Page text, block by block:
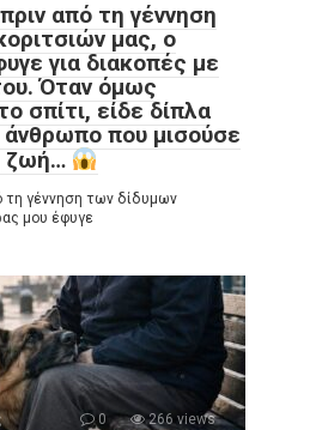
από τη γέννηση
μας, ο
για διακοπές με
Όταν όμως
σπίτι, είδε δίπλα
που μισούσε
ζωή…
τη γέννηση των δίδυμων
μου έφυγε
0 266 views